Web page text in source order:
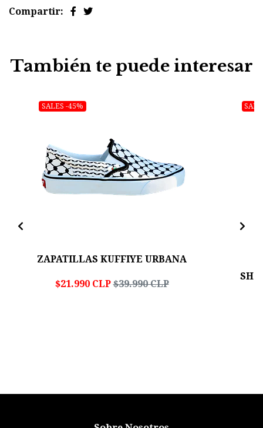
Compartir:
También te puede interesar
SALES -45%
ZAPATILLAS KUFFIYE URBANA
$21.990 CLP $39.990 CLP